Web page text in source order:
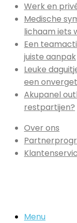
Werk en
Medische
lichaam iets
Een
juiste aanpak
Leuke
een
Akupanel
restpartijen?
Over ons
Menu